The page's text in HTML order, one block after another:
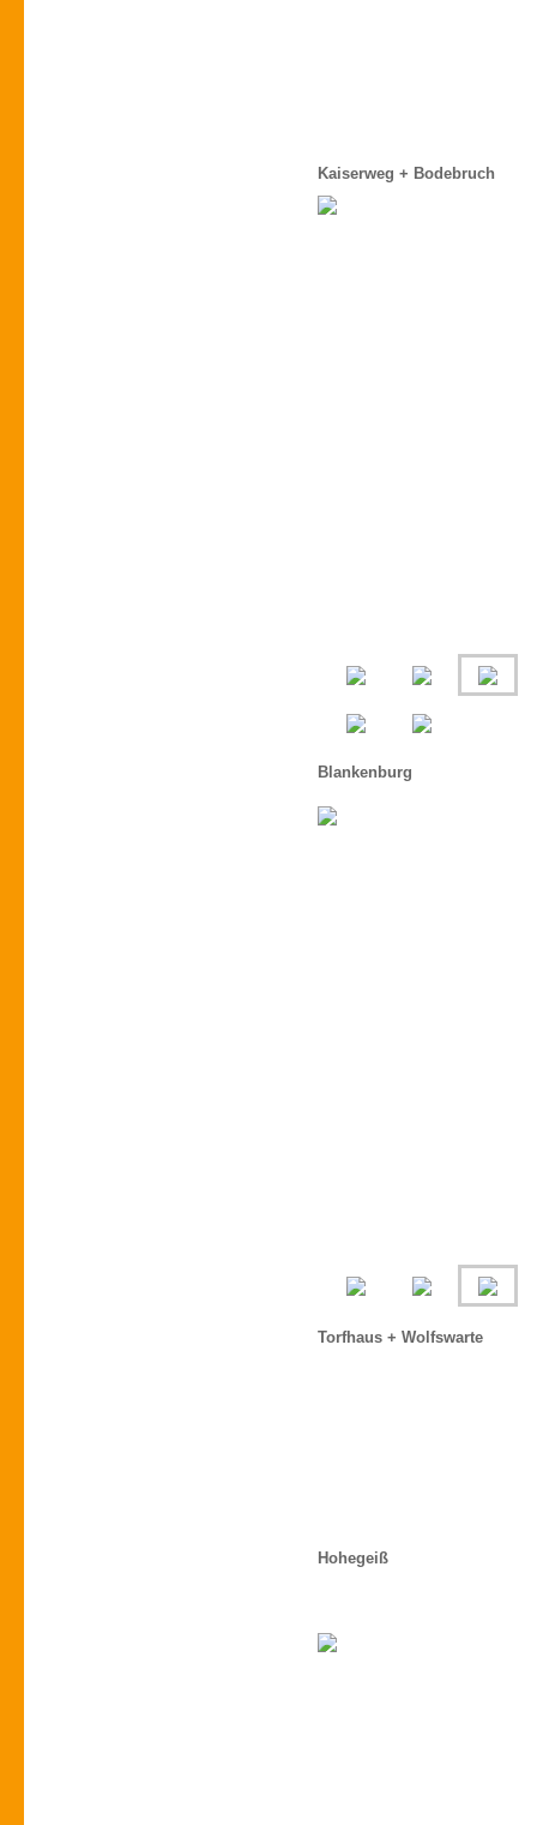
Kaiserweg + Bodebruch
Blankenburg
Torfhaus + Wolfswarte
Hohegeiß